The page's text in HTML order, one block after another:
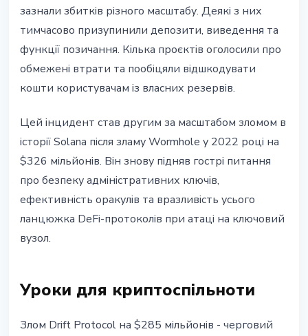
зазнали збитків різного масштабу. Деякі з них
тимчасово призупинили депозити, виведення та
функції позичання. Кілька проєктів оголосили про
обмежені втрати та пообіцяли відшкодувати
кошти користувачам із власних резервів.
Цей інцидент став другим за масштабом зломом в
історії Solana після зламу Wormhole у 2022 році на
$326 мільйонів. Він знову підняв гострі питання
про безпеку адміністративних ключів,
ефективність оракулів та вразливість усього
ланцюжка DeFi-протоколів при атаці на ключовий
вузол.
Уроки для криптоспільноти
Злом Drift Protocol на $285 мільйонів - черговий